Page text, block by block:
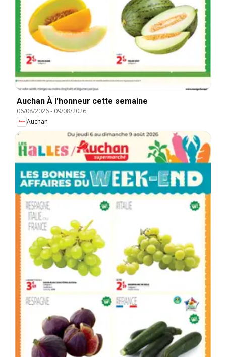
Auchan À l'honneur cette semaine
06/08/2026- 09/08/2026
Auchan